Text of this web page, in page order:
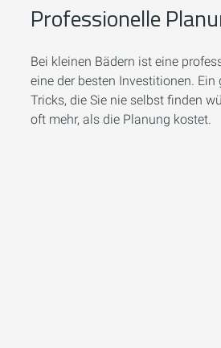
Professionelle
Bei kleinen Bädern ist eine
eine der besten Investitionen.
Tricks, die Sie nie selbst finden
oft mehr, als die Planung kostet.